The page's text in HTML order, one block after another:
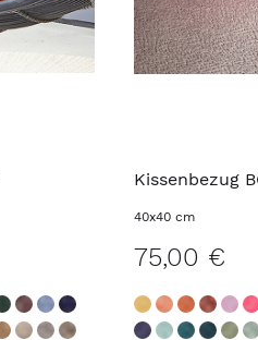
Kissenbezug
40x40 cm
75,00 €